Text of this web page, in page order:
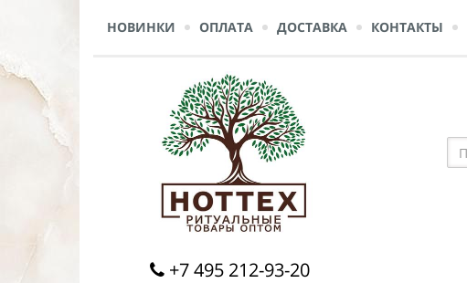
НОВИНКИ ОПЛАТА ДОСТАВКА КОНТАКТЫ
+7 495 212-93-20